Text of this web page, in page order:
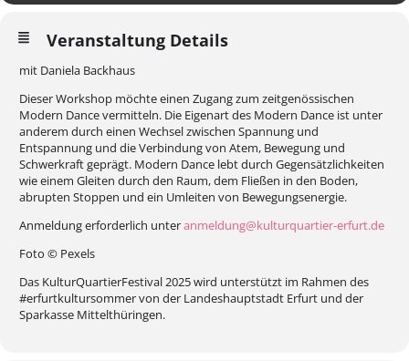
Veranstaltung Details
mit Daniela Backhaus
Dieser Workshop möchte einen Zugang zum zeitgenössischen
Modern Dance vermitteln. Die Eigenart des Modern Dance ist unter
anderem durch einen Wechsel zwischen Spannung und
Entspannung und die Verbindung von Atem, Bewegung und
Schwerkraft geprägt. Modern Dance lebt durch Gegensätzlichkeiten
wie einem Gleiten durch den Raum, dem Fließen in den Boden,
abrupten Stoppen und ein Umleiten von Bewegungsenergie.
Anmeldung erforderlich unteranmeldung@kulturquartier-erfurt.de
Foto © Pexels
Das KulturQuartierFestival 2025 wird unterstützt im Rahmen des
#erfurtkultursommer von der Landeshauptstadt Erfurt und der
Sparkasse Mittelthüringen.